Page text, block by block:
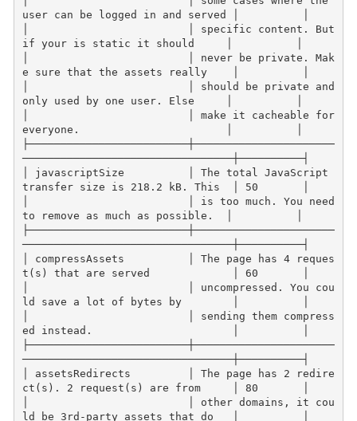
user can be logged in and served │          │
│                         │ specific content. But
if your is static it should     │          │
│                         │ never be private. Mak
e sure that the assets really    │          │
│                         │ should be private and
only used by one user. Else     │          │
│                         │ make it cacheable for
everyone.                       │          │
├─────────────────────────┼──────────────────────
─────────────────────────────────┼──────────┤
│ javascriptSize          │ The total JavaScript
transfer size is 218.2 kB. This  │ 50       │
│                         │ is too much. You need
to remove as much as possible.  │          │
├─────────────────────────┼──────────────────────
─────────────────────────────────┼──────────┤
│ compressAssets          │ The page has 4 reques
t(s) that are served             │ 60       │
│                         │ uncompressed. You cou
ld save a lot of bytes by        │          │
│                         │ sending them compress
ed instead.                      │          │
├─────────────────────────┼──────────────────────
─────────────────────────────────┼──────────┤
│ assetsRedirects         │ The page has 2 redire
ct(s). 2 request(s) are from     │ 80       │
│                         │ other domains, it cou
ld be 3rd-party assets that do   │          │